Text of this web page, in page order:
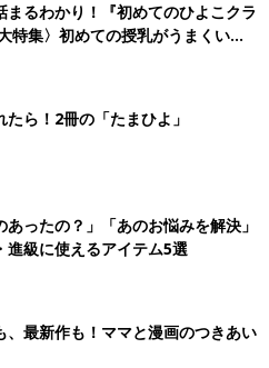
まるわかり！『初めてのひよこクラ
特集〉初めての授乳がうまくい
ルクの基本と夏のトラブル 解決テ
ら！2冊の「たまひよ」
ったの？」「あのお悩みを解決」
進級に使えるアイテム5選
、最新作も！ママと漫画のつきあい